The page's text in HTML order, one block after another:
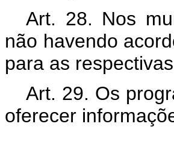
Art. 28. Nos
não havendo
para as
Art. 29. Os
oferecer